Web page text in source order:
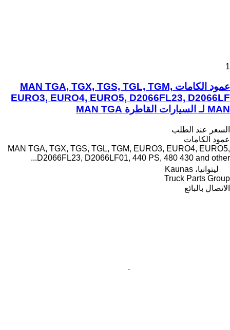
1
عمود الكامات MAN TGA, TGX, TGS, TGL, TGM,
EURO3, EURO4, EURO5, D2066FL23, D2066LF
MAN لـ السيارات القاطرة MAN TGA
السعر عند الطلب
عمود الكامات
MAN TGA, TGX, TGS, TGL, TGM, EURO3, EURO4, EURO5,
D2066FL23, D2066LF01, 440 PS, 480 430 and other...
ليتوانيا، Kaunas
Truck Parts Group
الاتصال بالبائع